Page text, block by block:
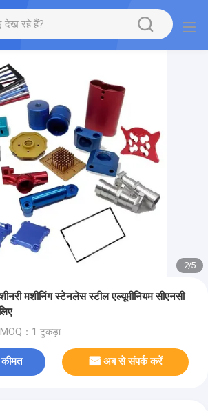
2/5
मशीनिंग स्टेनलेस स्टील एल्यूमीनियम सीएनसी
MOQ：1 टुकड़ा
अब से संपर्क करें